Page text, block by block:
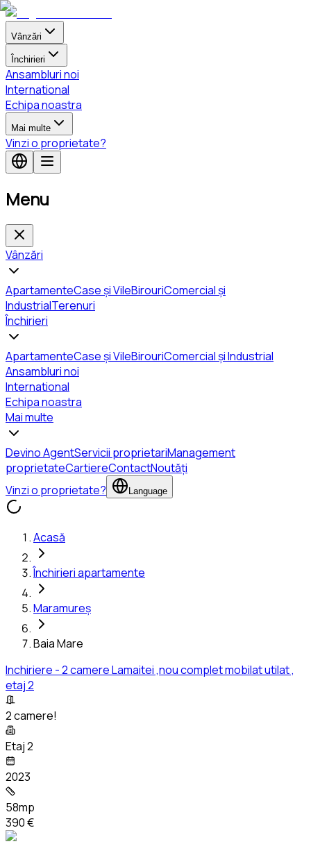
Vânzări
Închirieri
Ansambluri noi
International
Echipa noastra
Mai multe
Vinzi o proprietate?
Menu
Vânzări
ApartamenteCase și VileBirouriComercial și
IndustrialTerenuri
Închirieri
ApartamenteCase și VileBirouriComercial și Industrial
Ansambluri noi
International
Echipa noastra
Mai multe
Devino AgentServicii proprietariManagement
proprietateCartiereContactNoutăți
Vinzi o proprietate?
Language
Acasă
Închirieri apartamente
Maramureș
Baia Mare
Inchiriere - 2 camere Lamaitei ,nou complet mobilat utilat ,
etaj 2
2 camere!
Etaj 2
2023
58mp
390 €